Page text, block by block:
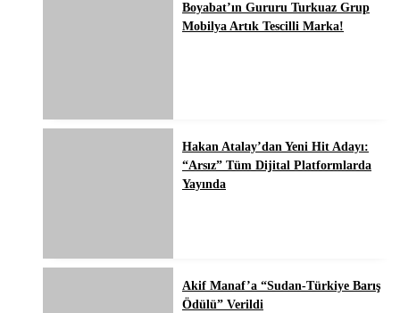
Boyabat’ın Gururu Turkuaz Grup
Mobilya Artık Tescilli Marka!
Hakan Atalay’dan Yeni Hit Adayı:
“Arsız” Tüm Dijital Platformlarda
Yayında
Akif Manaf’a “Sudan-Türkiye Barış
Ödülü” Verildi